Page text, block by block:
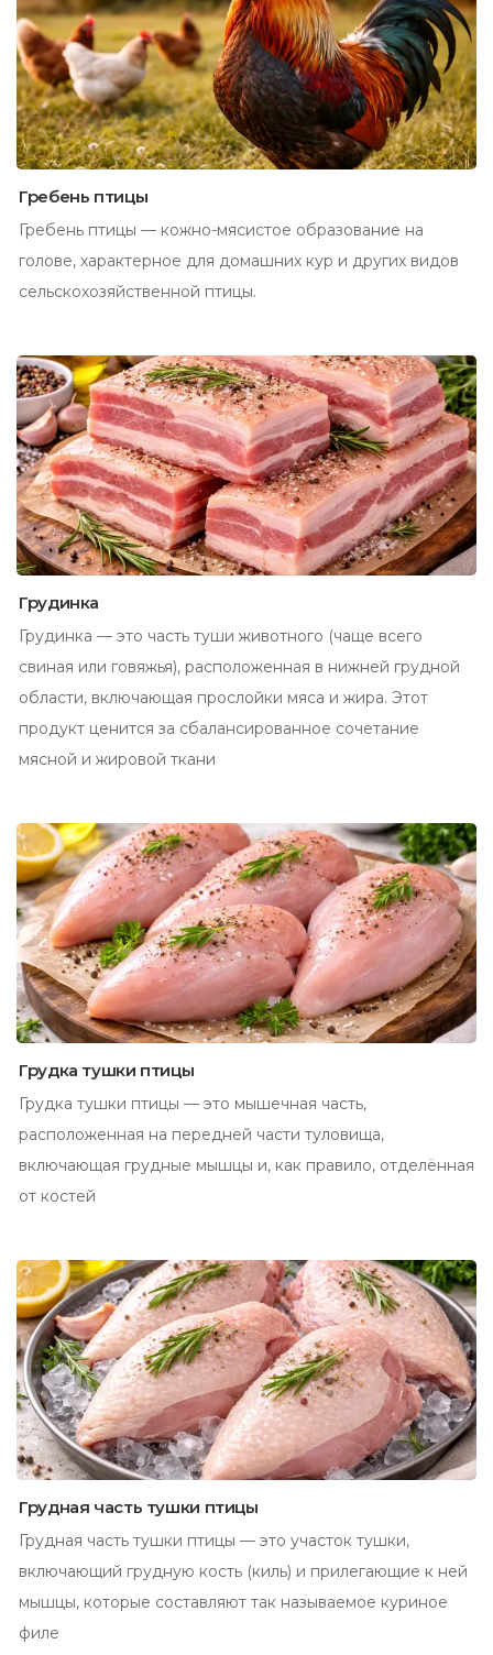
Гребень птицы
Гребень птицы — кожно-мясистое образование на
голове, характерное для домашних кур и других видов
сельскохозяйственной птицы.
Грудинка
Грудинка — это часть туши животного (чаще всего
свиная или говяжья), расположенная в нижней грудной
области, включающая прослойки мяса и жира. Этот
продукт ценится за сбалансированное сочетание
мясной и жировой ткани
Грудка тушки птицы
Грудка тушки птицы — это мышечная часть,
расположенная на передней части туловища,
включающая грудные мышцы и, как правило, отделённая
от костей
Грудная часть тушки птицы
Грудная часть тушки птицы — это участок тушки,
включающий грудную кость (киль) и прилегающие к ней
мышцы, которые составляют так называемое куриное
филе